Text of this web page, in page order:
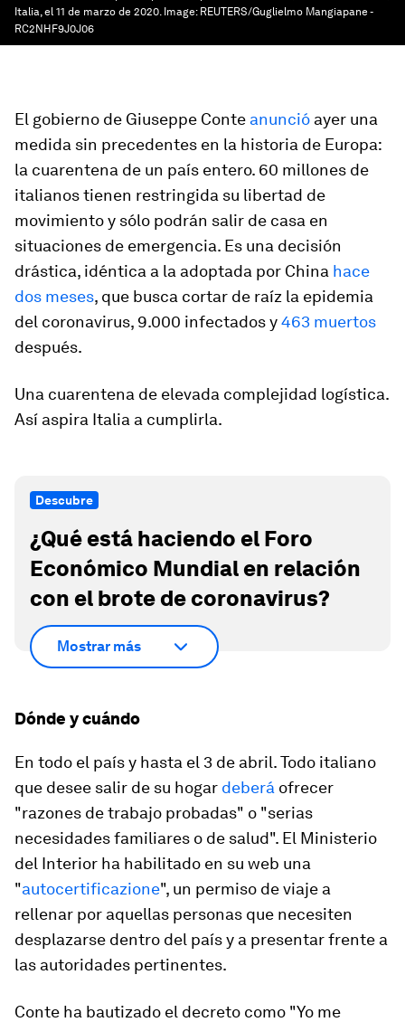
Italia, el 11 de marzo de 2020. Image: REUTERS/Guglielmo Mangiapane -
RC2NHF9J0J06
El gobierno de Giuseppe Conte anunció ayer una
medida sin precedentes en la historia de Europa:
la cuarentena de un país entero. 60 millones de
italianos tienen restringida su libertad de
movimiento y sólo podrán salir de casa en
situaciones de emergencia. Es una decisión
drástica, idéntica a la adoptada por China hace
dos meses, que busca cortar de raíz la epidemia
del coronavirus, 9.000 infectados y463 muertos
después.
Una cuarentena de elevada complejidad logística.
Así aspira Italia a cumplirla.
Descubre
¿Qué está haciendo el Foro
Económico Mundial en relación
con el brote de coronavirus?
Mostrar más
Dónde y cuándo
En todo el país y hasta el 3 de abril. Todo italiano
que desee salir de su hogar deberá ofrecer
"razones de trabajo probadas" o "serias
necesidades familiares o de salud". El Ministerio
del Interior ha habilitado en su web una
"autocertificazione", un permiso de viaje a
rellenar por aquellas personas que necesiten
desplazarse dentro del país y a presentar frente a
las autoridades pertinentes.
Conte ha bautizado el decreto como "Yo me